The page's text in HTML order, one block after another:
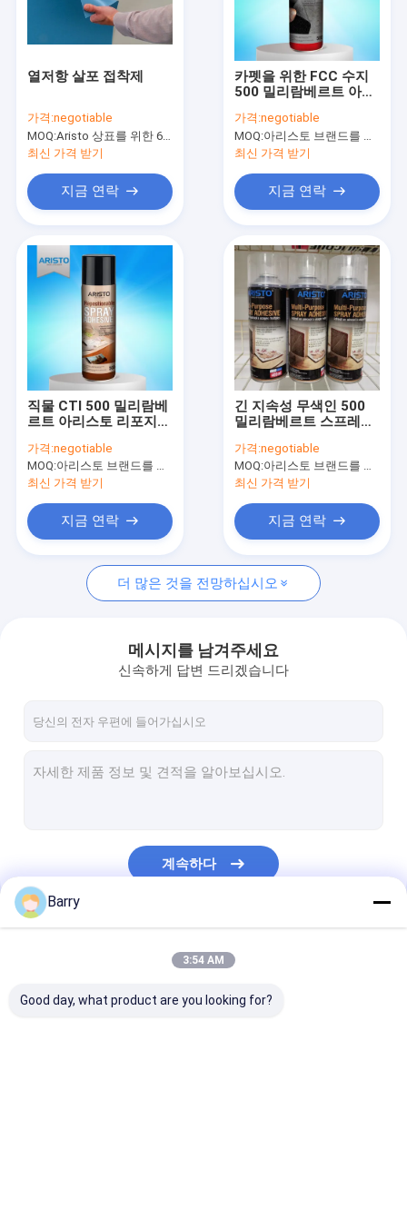
공장 투어
직물 분무 도장
아크릴 스프레이 페인트
산업 윤활유
스프레이 페인트를 표시
감적 펜
수성 페인트
차 청소 살포
자동 배려 제품
가구 세탁기술자
실리콘 실 란 트
열저항 살포 접착제
가격:negotiable
MOQ:Aristo 상표를 위한 6000pcs, 고객 상표를 위한 15000pcs
최신 가격 받기
지금 연락
카펫을 위한 FCC 수지
500 밀리람베르트 아리
제
가격:negotiable
MOQ:아리스토 브랜드를 위한 6000 PC, 고객 브랜드를 위한 15000 PC
최신 가격 받기
지금 연락
직물 CTI 500 밀리람베
르트 아리스토 리포지션
가격:negotiable
MOQ:아리스토 브랜드를 위한 6000 PC, 고객 브랜드를 위한 15000 PC
최신 가격 받기
지금 연락
긴 지속성 무색인 500
밀리람베르트 스프레이
가격:negotiable
MOQ:아리스토 브랜드를 위한 6000 PC, 고객 브랜드를 위한 15000 PC
최신 가격 받기
지금 연락
더 많은 것을 전망하십시오
메시지를 남겨주세요
신속하게 답변 드리겠습니다
계속하다
Barry
3:54 AM
Good day, what product are you looking for?